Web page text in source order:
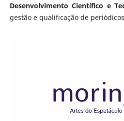
Desenvolvimento Científico e
gestão e qualificação de